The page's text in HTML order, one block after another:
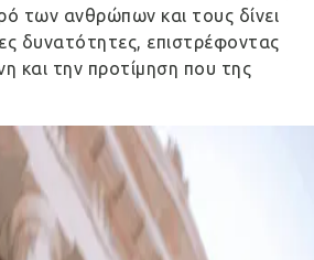
των ανθρώπων και τους δίνει
δυνατότητες, επιστρέφοντας
και την προτίμηση που της